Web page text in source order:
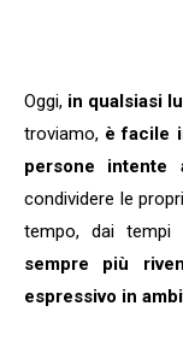
Oggi, in qualsiasi
troviamo, è facile
persone intente
condividere le
tempo, dai tempi
sempre più
espressivo in